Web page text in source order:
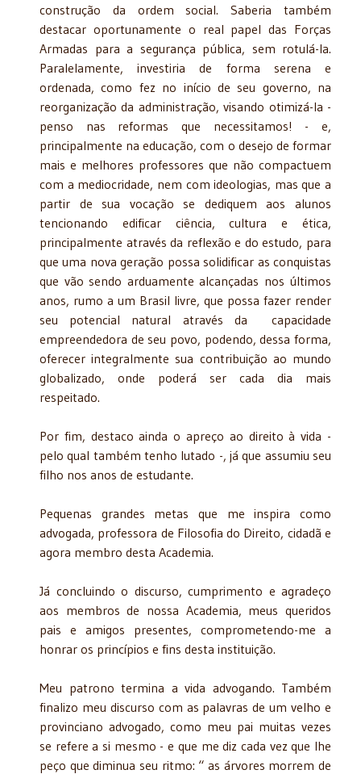
construção da ordem social. Saberia também
destacar oportunamente o real papel das Forças
Armadas para a segurança pública, sem rotulá-la.
Paralelamente, investiria de forma serena e
ordenada, como fez no início de seu governo, na
reorganização da administração, visando otimizá-la -
penso nas reformas que necessitamos! - e,
principalmente na educação, com o desejo de formar
mais e melhores professores que não compactuem
com a mediocridade, nem com ideologias, mas que a
partir de sua vocação se dediquem aos alunos
tencionando edificar ciência, cultura e ética,
principalmente através da reflexão e do estudo, para
que uma nova geração possa solidificar as conquistas
que vão sendo arduamente alcançadas nos últimos
anos, rumo a um Brasil livre, que possa fazer render
seu potencial natural através da capacidade
empreendedora de seu povo, podendo, dessa forma,
oferecer integralmente sua contribuição ao mundo
globalizado, onde poderá ser cada dia mais
respeitado.
Por fim, destaco ainda o apreço ao direito à vida -
pelo qual também tenho lutado -, já que assumiu seu
filho nos anos de estudante.
Pequenas grandes metas que me inspira como
advogada, professora de Filosofia do Direito, cidadã e
agora membro desta Academia.
Já concluindo o discurso, cumprimento e agradeço
aos membros de nossa Academia, meus queridos
pais e amigos presentes, comprometendo-me a
honrar os princípios e fins desta instituição.
Meu patrono termina a vida advogando. Também
finalizo meu discurso com as palavras de um velho e
provinciano advogado, como meu pai muitas vezes
se refere a si mesmo - e que me diz cada vez que lhe
peço que diminua seu ritmo: “ as árvores morrem de